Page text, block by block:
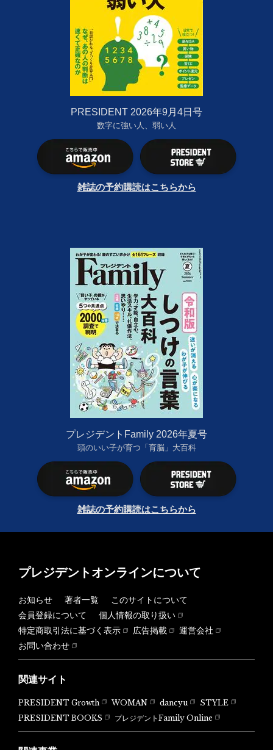
PRESIDENT 2026年9月4日号
数字に強い人、弱い人
雑誌の予約購読はこちらから
プレジデントFamily 2026年夏号
頭のいい子が育つ「育脳」大百科
雑誌の予約購読はこちらから
プレジデントオンラインについて
お知らせ 著者一覧
このサイトについて
会員登録について
個人情報の取り扱い
特定商取引法に基づく表示
広告掲載
運営会社
お問い合わせ
関連サイト
PRESIDENT Growth WOMAN dancyu
STYLE
PRESIDENT BOOKS
プレジデントFamily Online